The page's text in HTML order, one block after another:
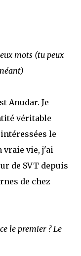
mots (tu peux
Anudar. Je
véritable
le
vraie vie, j'ai
de SVT depuis
de chez
le premier ? Le